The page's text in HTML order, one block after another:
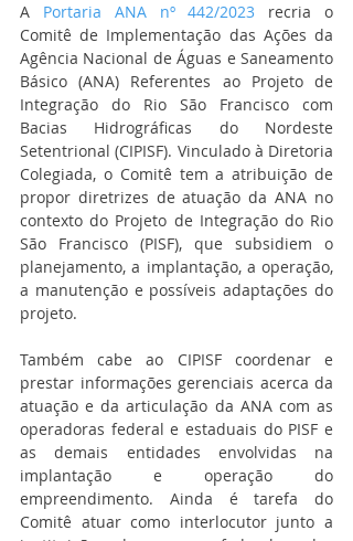
A Portaria ANA nº 442/2023 recria o
Comitê de Implementação das Ações da
Agência Nacional de Águas e Saneamento
Básico (ANA) Referentes ao Projeto de
Integração do Rio São Francisco com
Bacias Hidrográficas do Nordeste
Setentrional (CIPISF). Vinculado à Diretoria
Colegiada, o Comitê tem a atribuição de
propor diretrizes de atuação da ANA no
contexto do Projeto de Integração do Rio
São Francisco (PISF), que subsidiem o
planejamento, a implantação, a operação,
a manutenção e possíveis adaptações do
projeto.
Também cabe ao CIPISF coordenar e
prestar informações gerenciais acerca da
atuação e da articulação da ANA com as
operadoras federal e estaduais do PISF e
as demais entidades envolvidas na
implantação e operação do
empreendimento. Ainda é tarefa do
Comitê atuar como interlocutor junto a